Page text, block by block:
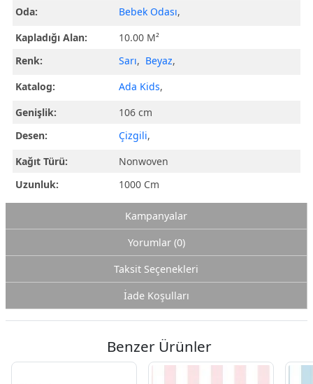
Oda: Bebek Odası,
Kapladığı Alan:
10.00 M²
Renk:
Sarı, Beyaz,
Katalog:
Ada Kids,
Genişlik:
106 cm
Desen:
Çizgili,
Kağıt Türü:
Nonwoven
Uzunluk:
1000 Cm
Kampanyalar
Yorumlar (0)
Taksit Seçenekleri
İade Koşulları
Benzer Ürünler